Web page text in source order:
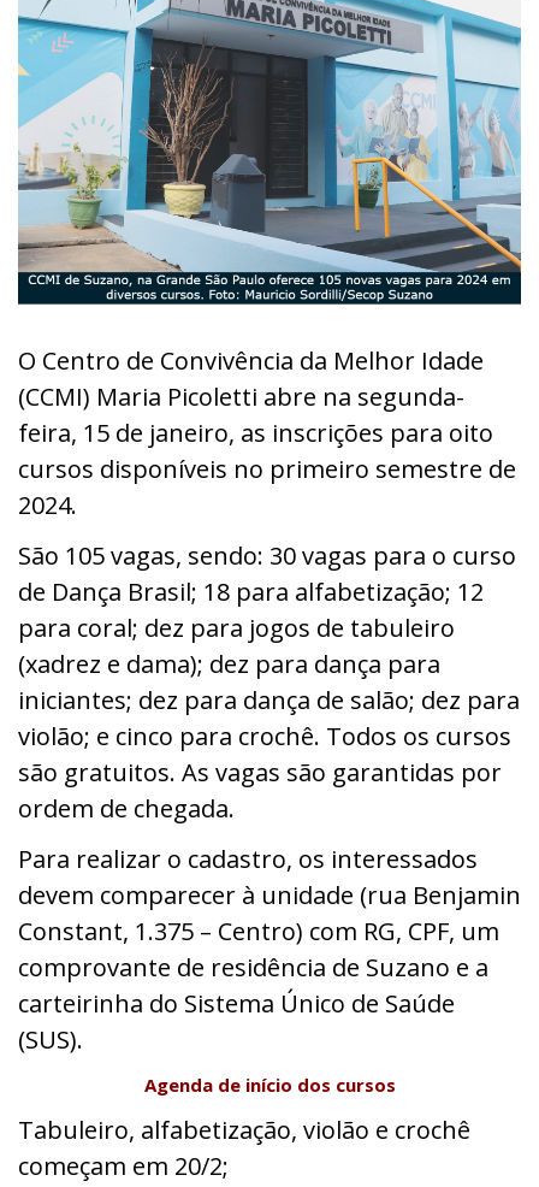
O Centro de Convivência da Melhor Idade
(CCMI) Maria Picoletti abre na segunda-
feira, 15 de janeiro, as inscrições para oito
cursos disponíveis no primeiro semestre de
2024.
São 105 vagas, sendo: 30 vagas para o curso
de Dança Brasil; 18 para alfabetização; 12
para coral; dez para jogos de tabuleiro
(xadrez e dama); dez para dança para
iniciantes; dez para dança de salão; dez para
violão; e cinco para crochê. Todos os cursos
são gratuitos. As vagas são garantidas por
ordem de chegada.
Para realizar o cadastro, os interessados
devem comparecer à unidade (rua Benjamin
Constant, 1.375 – Centro) com RG, CPF, um
comprovante de residência de Suzano e a
carteirinha do Sistema Único de Saúde
(SUS).
Agenda de início dos cursos
Tabuleiro, alfabetização, violão e crochê
começam em 20/2;